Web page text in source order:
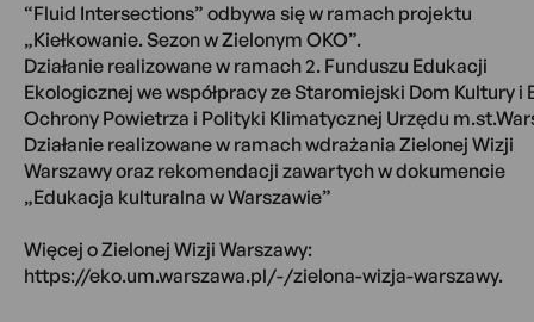
“Fluid Intersections” odbywa się w ramach projektu
„Kiełkowanie. Sezon w Zielonym OKO”.
Działanie realizowane w ramach 2. Funduszu Edukacji
Ekologicznej we współpracy ze Staromiejski Dom Kultury i
Ochrony Powietrza i Polityki Klimatycznej Urzędu
Działanie realizowane w ramach wdrażania Zielonej Wizji
Warszawy oraz rekomendacji zawartych w dokumencie
„Edukacja kulturalna w Warszawie”
Więcej o Zielonej Wizji Warszawy:
https://eko.um.warszawa.pl/-/zielona-wizja-warszawy.